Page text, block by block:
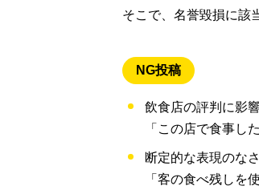
そこで、名誉毀損に該
NG投稿
飲食店の評判に影
「この店で食事し
断定的な表現のな
「客の食べ残しを